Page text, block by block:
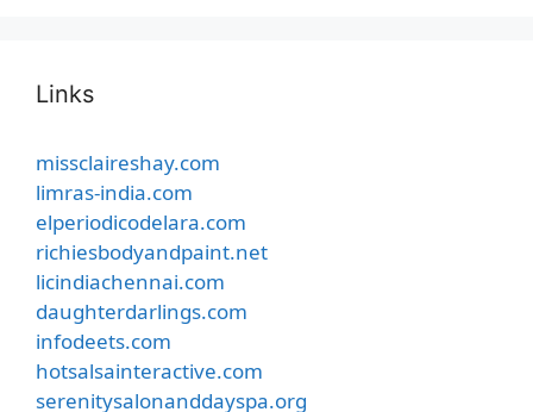
Links
missclaireshay.com
limras-india.com
elperiodicodelara.com
richiesbodyandpaint.net
licindiachennai.com
daughterdarlings.com
infodeets.com
hotsalsainteractive.com
serenitysalonanddayspa.org